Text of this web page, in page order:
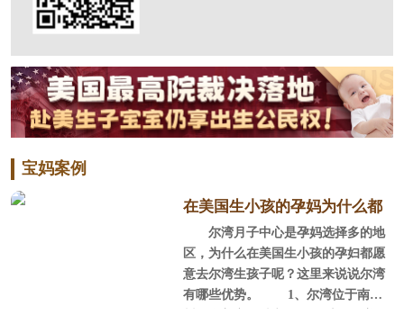
宝妈案例
在美国生小孩的孕妈为什么都
选尔湾？
尔湾月子中心是孕妈选择多的地
区，为什么在美国生小孩的孕妇都愿
意去尔湾生孩子呢？这里来说说尔湾
有哪些优势。 1、尔湾位于南加